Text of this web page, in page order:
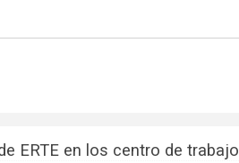
ERTE en los centro de trabajo